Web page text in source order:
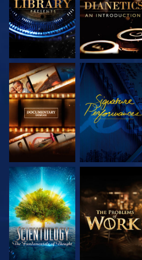
VERKEN DE SERIE KIJK
VERKEN DE SERIE VERKEN DE SERIE